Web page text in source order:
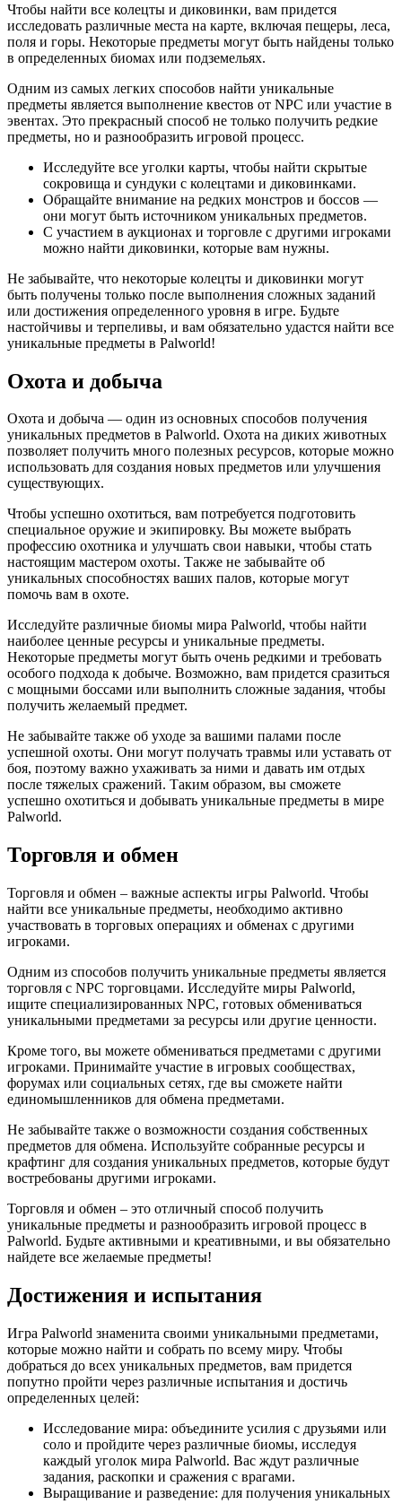
Чтобы найти все колецты и диковинки, вам придется
исследовать различные места на карте, включая пещеры, леса,
поля и горы. Некоторые предметы могут быть найдены только
в определенных биомах или подземельях.
Одним из самых легких способов найти уникальные
предметы является выполнение квестов от NPC или участие в
эвентах. Это прекрасный способ не только получить редкие
предметы, но и разнообразить игровой процесс.
Исследуйте все уголки карты, чтобы найти скрытые
сокровища и сундуки с колецтами и диковинками.
Обращайте внимание на редких монстров и боссов —
они могут быть источником уникальных предметов.
С участием в аукционах и торговле с другими игроками
можно найти диковинки, которые вам нужны.
Не забывайте, что некоторые колецты и диковинки могут
быть получены только после выполнения сложных заданий
или достижения определенного уровня в игре. Будьте
настойчивы и терпеливы, и вам обязательно удастся найти все
уникальные предметы в Palworld!
Охота и добыча
Охота и добыча — один из основных способов получения
уникальных предметов в Palworld. Охота на диких животных
позволяет получить много полезных ресурсов, которые можно
использовать для создания новых предметов или улучшения
существующих.
Чтобы успешно охотиться, вам потребуется подготовить
специальное оружие и экипировку. Вы можете выбрать
профессию охотника и улучшать свои навыки, чтобы стать
настоящим мастером охоты. Также не забывайте об
уникальных способностях ваших палов, которые могут
помочь вам в охоте.
Исследуйте различные биомы мира Palworld, чтобы найти
наиболее ценные ресурсы и уникальные предметы.
Некоторые предметы могут быть очень редкими и требовать
особого подхода к добыче. Возможно, вам придется сразиться
с мощными боссами или выполнить сложные задания, чтобы
получить желаемый предмет.
Не забывайте также об уходе за вашими палами после
успешной охоты. Они могут получать травмы или уставать от
боя, поэтому важно ухаживать за ними и давать им отдых
после тяжелых сражений. Таким образом, вы сможете
успешно охотиться и добывать уникальные предметы в мире
Palworld.
Торговля и обмен
Торговля и обмен – важные аспекты игры Palworld. Чтобы
найти все уникальные предметы, необходимо активно
участвовать в торговых операциях и обменах с другими
игроками.
Одним из способов получить уникальные предметы является
торговля с NPC торговцами. Исследуйте миры Palworld,
ищите специализированных NPC, готовых обмениваться
уникальными предметами за ресурсы или другие ценности.
Кроме того, вы можете обмениваться предметами с другими
игроками. Принимайте участие в игровых сообществах,
форумах или социальных сетях, где вы сможете найти
единомышленников для обмена предметами.
Не забывайте также о возможности создания собственных
предметов для обмена. Используйте собранные ресурсы и
крафтинг для создания уникальных предметов, которые будут
востребованы другими игроками.
Торговля и обмен – это отличный способ получить
уникальные предметы и разнообразить игровой процесс в
Palworld. Будьте активными и креативными, и вы обязательно
найдете все желаемые предметы!
Достижения и испытания
Игра Palworld знаменита своими уникальными предметами,
которые можно найти и собрать по всему миру. Чтобы
добраться до всех уникальных предметов, вам придется
попутно пройти через различные испытания и достичь
определенных целей:
Исследование мира: объедините усилия с друзьями или
соло и пройдите через различные биомы, исследуя
каждый уголок мира Palworld. Вас ждут различные
задания, раскопки и сражения с врагами.
Выращивание и разведение: для получения уникальных